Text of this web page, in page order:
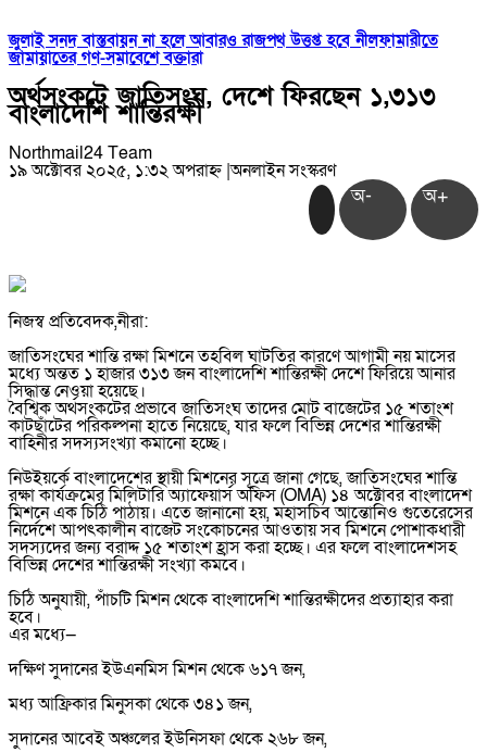
জুলাই সনদ বাস্তবায়ন না হলে আবারও রাজপথ উত্তপ্ত হবে নীলফামারীতে
জামায়াতের গণ-সমাবেশে বক্তারা
অর্থসংকটে জাতিসংঘ, দেশে ফিরছেন ১,৩১৩
বাংলাদেশি শান্তিরক্ষী
Northmail24 Team
১৯ অক্টোবর ২০২৫, ১:৩২ অপরাহ্ন|অনলাইন সংস্করণ
অ- অ+
নিজস্ব প্রতিবেদক,নীরা:
জাতিসংঘের শান্তি রক্ষা মিশনে তহবিল ঘাটতির কারণে আগামী নয় মাসের
মধ্যে অন্তত ১ হাজার ৩১৩ জন বাংলাদেশি শান্তিরক্ষী দেশে ফিরিয়ে আনার
সিদ্ধান্ত নেওয়া হয়েছে।
বৈশ্বিক অর্থসংকটের প্রভাবে জাতিসংঘ তাদের মোট বাজেটের ১৫ শতাংশ
কাটছাঁটের পরিকল্পনা হাতে নিয়েছে, যার ফলে বিভিন্ন দেশের শান্তিরক্ষী
বাহিনীর সদস্যসংখ্যা কমানো হচ্ছে।
নিউইয়র্কে বাংলাদেশের স্থায়ী মিশনের সূত্রে জানা গেছে, জাতিসংঘের শান্তি
রক্ষা কার্যক্রমের মিলিটারি অ্যাফেয়ার্স অফিস (OMA) ১৪ অক্টোবর বাংলাদেশ
মিশনে এক চিঠি পাঠায়। এতে জানানো হয়, মহাসচিব আন্তোনিও গুতেরেসের
নির্দেশে আপৎকালীন বাজেট সংকোচনের আওতায় সব মিশনে পোশাকধারী
সদস্যদের জন্য বরাদ্দ ১৫ শতাংশ হ্রাস করা হচ্ছে। এর ফলে বাংলাদেশসহ
বিভিন্ন দেশের শান্তিরক্ষী সংখ্যা কমবে।
চিঠি অনুযায়ী, পাঁচটি মিশন থেকে বাংলাদেশি শান্তিরক্ষীদের প্রত্যাহার করা
হবে।
এর মধ্যে—
দক্ষিণ সুদানের ইউএনমিস মিশন থেকে ৬১৭ জন,
মধ্য আফ্রিকার মিনুসকা থেকে ৩৪১ জন,
সুদানের আবেই অঞ্চলের ইউনিসফা থেকে ২৬৮ জন,